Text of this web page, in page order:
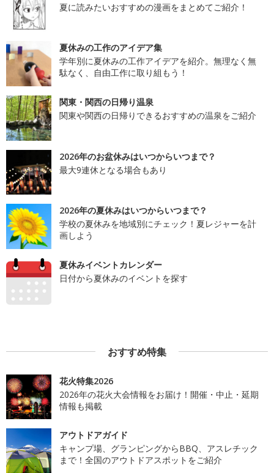
夏に読みたいおすすめの漫画をまとめてご紹介！
夏休みの工作のアイデア集
学年別に夏休みの工作アイデアを紹介。無理なく無
駄なく、自由工作に取り組もう！
関東・関西の日帰り温泉
関東や関西の日帰りできるおすすめの温泉をご紹介
2026年のお盆休みはいつからいつまで？
最大9連休となる場合もあり
2026年の夏休みはいつからいつまで？
学校の夏休みを地域別にチェック！夏レジャーを計
画しよう
夏休みイベントカレンダー
日付から夏休みのイベントを探す
おすすめ特集
花火特集2026
2026年の花火大会情報をお届け！開催・中止・延期
情報も掲載
アウトドアガイド
キャンプ場、グランピングからBBQ、アスレチック
まで！全国のアウトドアスポットをご紹介